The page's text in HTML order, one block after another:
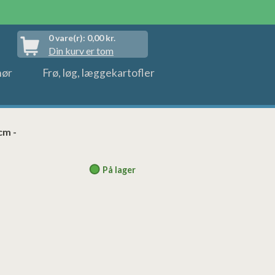
0vare(r): 0,00kr.
Din kurv er tom
Frø, løg, læggekartofler
-
På lager